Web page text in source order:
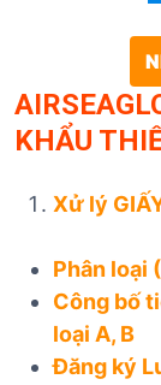
KHẨU
Xử lý
Phân loại
Công bố
loại A, B
Đăng ký